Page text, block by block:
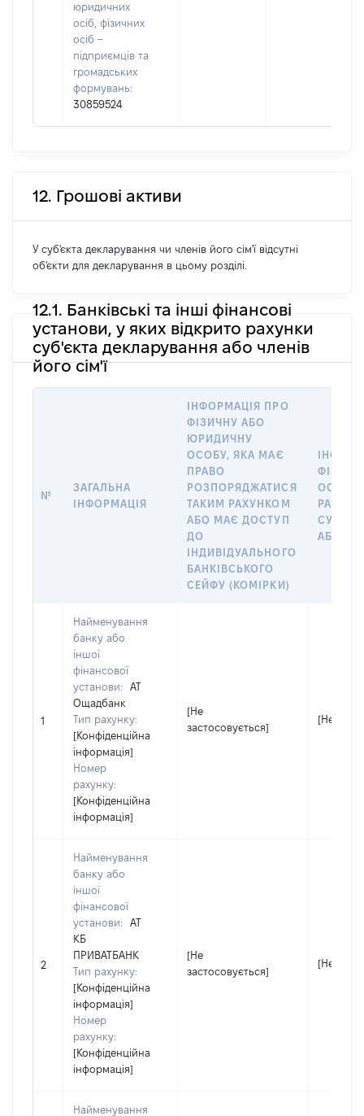
юридичних
осіб, фізичних
осіб –
підприємців та
громадських
формувань:
30859524
12. Грошові активи
У суб'єкта декларування чи членів його сім'ї відсутні
об'єкти для декларування в цьому розділі.
12.1. Банківські та інші фінансові
установи, у яких відкрито рахунки
суб'єкта декларування або членів
його сім'ї
№
ЗАГАЛЬНА
ІНФОРМАЦІЯ
ІНФОРМАЦІЯ ПРО
ФІЗИЧНУ АБО
ЮРИДИЧНУ
ОСОБУ, ЯКА МАЄ
ПРАВО
РОЗПОРЯДЖАТИСЯ
ТАКИМ РАХУНКОМ
АБО МАЄ ДОСТУП
ДО
ІНДИВІДУАЛЬНОГО
БАНКІВСЬКОГО
СЕЙФУ (КОМІРКИ)
ОСОБУ,
АБО
1
Найменування
банку або
іншої
фінансової
установи:
АТ
Ощадбанк
Тип рахунку:
[Конфіденційна
інформація]
Номер
рахунку:
[Конфіденційна
інформація]
[Не
застосовується]
[Не
2
Найменування
банку або
іншої
фінансової
установи:
АТ
КБ
ПРИВАТБАНК
Тип рахунку:
[Конфіденційна
інформація]
Номер
рахунку:
[Конфіденційна
інформація]
[Не
застосовується]
[Не
Найменування